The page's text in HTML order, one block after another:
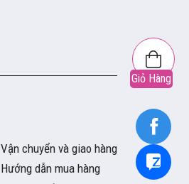
Giỏ Hàng
Vận chuyển và giao hàng
Hướng dẫn mua hàng